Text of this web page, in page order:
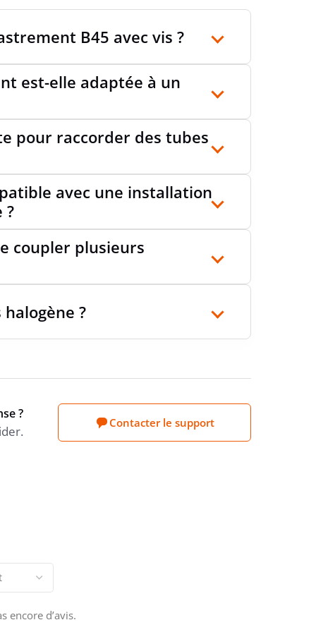
DE BOÎTIER PAR UNE TUBULURE
DE BOÎTIER PAR UNE MEMBRANE À
16/20 mm
DE TUBE
DE TUBE EN OPTION
D'ENTRÉES
TRAITEMENT DE LA SURFACE
B45 avec vis ?
est-elle adaptée à un
pour raccorder des tubes
avec une installation
?
coupler plusieurs
?
?
Contacter le support
encore d’avis.